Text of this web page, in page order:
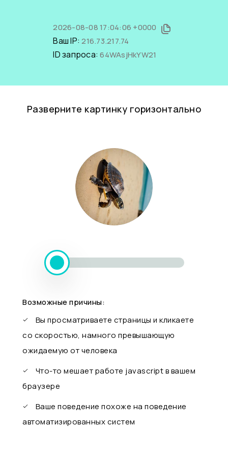
2026-08-08 17:04:06 +0000
Ваш IP:216.73.217.74
ID запроса:64WAsjHkYW21
Разверните картинку горизонтально
Возможные причины:
Вы просматриваете страницы и кликаете
со скоростью, намного превышающую
ожидаемую от человека
Что-то мешает работе javascript в вашем
браузере
Ваше поведение похоже на поведение
автоматизированных систем